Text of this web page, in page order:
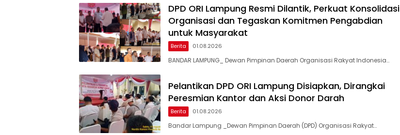
DPD ORI Lampung Resmi Dilantik, Perkuat Konsolidasi
Organisasi dan Tegaskan Komitmen Pengabdian
untuk Masyarakat
Berita 01.08.2026
BANDAR LAMPUNG_ Dewan Pimpinan Daerah Organisasi Rakyat Indonesia…
Pelantikan DPD ORI Lampung Disiapkan, Dirangkai
Peresmian Kantor dan Aksi Donor Darah
Berita 01.08.2026
Bandar Lampung _Dewan Pimpinan Daerah (DPD) Organisasi Rakyat…